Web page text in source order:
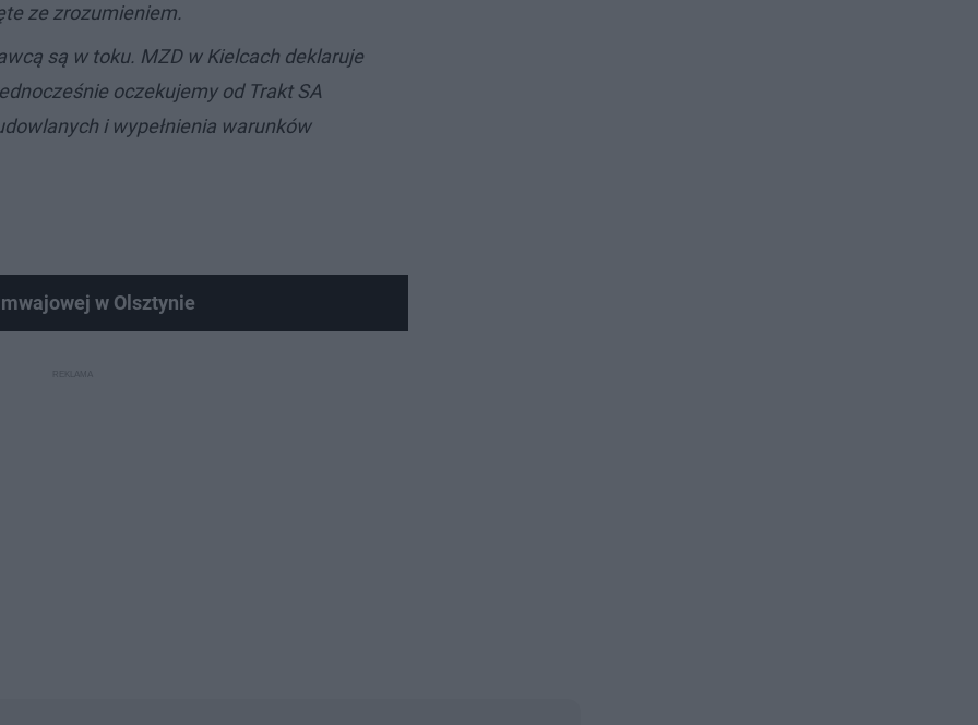
ze zrozumieniem.
są w toku. MZD w Kielcach deklaruje
oczekujemy od Trakt SA
i wypełnienia warunków
w Olsztynie